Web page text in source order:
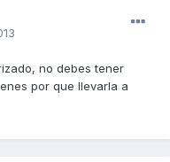
no debes tener
por que llevarla a